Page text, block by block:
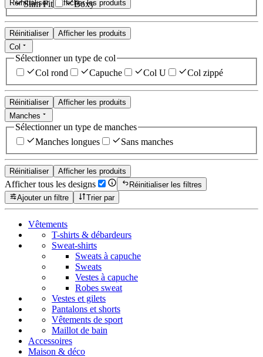
Réinitialiser Afficher les produits
Slim Fit Boxy
Réinitialiser
Afficher les produits
Col
Sélectionner un type de col
Col rond
Capuche Col U Col zippé
Réinitialiser
Afficher les produits
Manches
Sélectionner un type de manches
Manches longues
Sans manches
Réinitialiser Afficher les produits
Afficher tous les designs
Réinitialiser les filtres
Ajouter un filtre
Trier par
Vêtements
T-shirts & débardeurs
Sweat-shirts
Sweats à capuche
Sweats
Vestes à capuche
Robes sweat
Vestes et gilets
Pantalons et shorts
Vêtements de sport
Maillot de bain
Accessoires
Maison & déco